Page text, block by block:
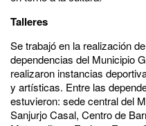
Talleres
Se trabajó en la realización
dependencias del Municipio
realizaron instancias
y artísticas. Entre las
estuvieron: sede central del
Sanjurjo Casal, Centro de